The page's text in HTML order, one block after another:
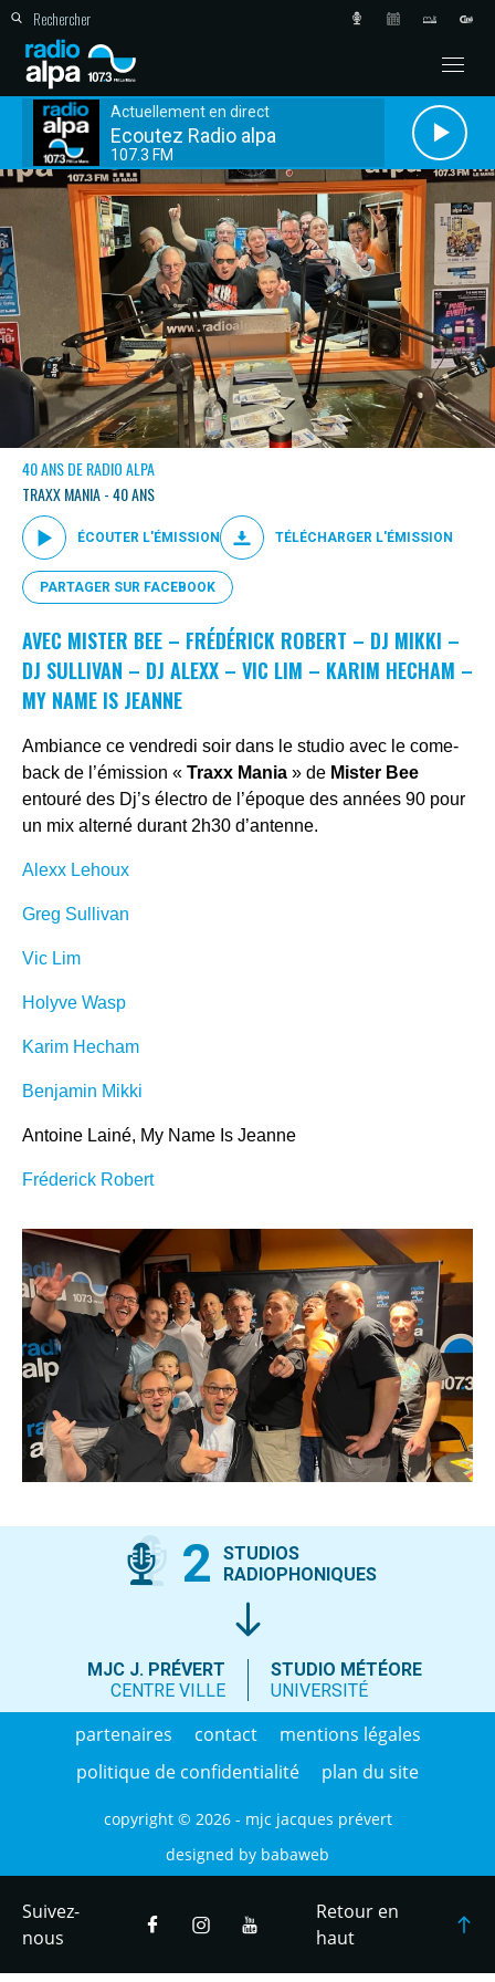
Actuellement en direct
Ecoutez Radio alpa
107.3 FM
40 ANS DE RADIO ALPA
TRAXX MANIA - 40 ANS
ÉCOUTER L'ÉMISSION TÉLÉCHARGER L'ÉMISSION
PARTAGER SUR FACEBOOK
AVEC MISTER BEE – FRÉDÉRICK ROBERT – DJ MIKKI –
DJ SULLIVAN – DJ ALEXX – VIC LIM – KARIM HECHAM –
MY NAME IS JEANNE
Ambiance ce vendredi soir dans le studio avec le come-
back de l’émission « Traxx Mania » de Mister Bee
entouré des Dj’s électro de l’époque des années 90 pour
un mix alterné durant 2h30 d’antenne.
Alexx Lehoux
Greg Sullivan
Vic Lim
Holyve Wasp
Karim Hecham
Benjamin Mikki
Antoine Lainé, My Name Is Jeanne
Fréderick Robert
2
STUDIOS
RADIOPHONIQUES
MJC J. PRÉVERT
CENTRE VILLE
STUDIO MÉTÉORE
UNIVERSITÉ
partenaires contact
mentions légales
politique de confidentialité
plan du site
copyright © 2026 - mjc jacques prévert
designed by babaweb
Suivez-
nous
Retour en
haut